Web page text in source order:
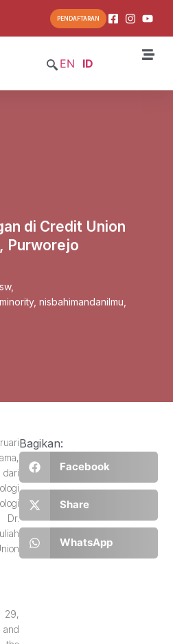
PENDAFTARAN
EN ID
di Credit Union
Purworejo
,
, nisbahimandanilmu
Dr.
29,
Bagikan:
Facebook
Share
WhatsApp